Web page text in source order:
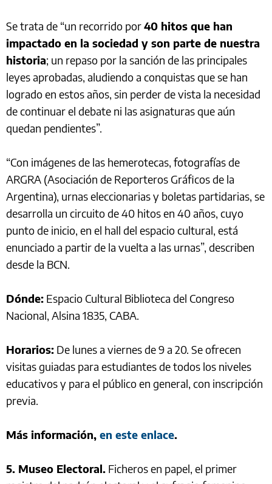
Se trata de “un recorrido por40 hitos que han
impactado en la sociedad y son parte de nuestra
historia; un repaso por la sanción de las principales
leyes aprobadas, aludiendo a conquistas que se han
logrado en estos años, sin perder de vista la necesidad
de continuar el debate ni las asignaturas que aún
quedan pendientes”.
“Con imágenes de las hemerotecas, fotografías de
ARGRA (Asociación de Reporteros Gráficos de la
Argentina), urnas eleccionarias y boletas partidarias, se
desarrolla un circuito de 40 hitos en 40 años, cuyo
punto de inicio, en el hall del espacio cultural, está
enunciado a partir de la vuelta a las urnas”, describen
desde la BCN.
Dónde: Espacio Cultural Biblioteca del Congreso
Nacional, Alsina 1835, CABA.
Horarios: De lunes a viernes de 9 a 20. Se ofrecen
visitas guiadas para estudiantes de todos los niveles
educativos y para el público en general, con inscripción
previa.
Más información, en este enlace.
5. Museo Electoral. Ficheros en papel, el primer